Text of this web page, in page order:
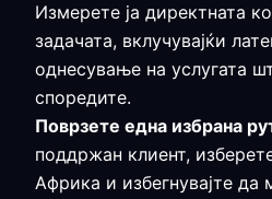
Измерете ја директната
задачата, вклучувајќи
однесување на услугата
споредите.
Поврзете една избрана
поддржан клиент,
Африка и избегнувајте да